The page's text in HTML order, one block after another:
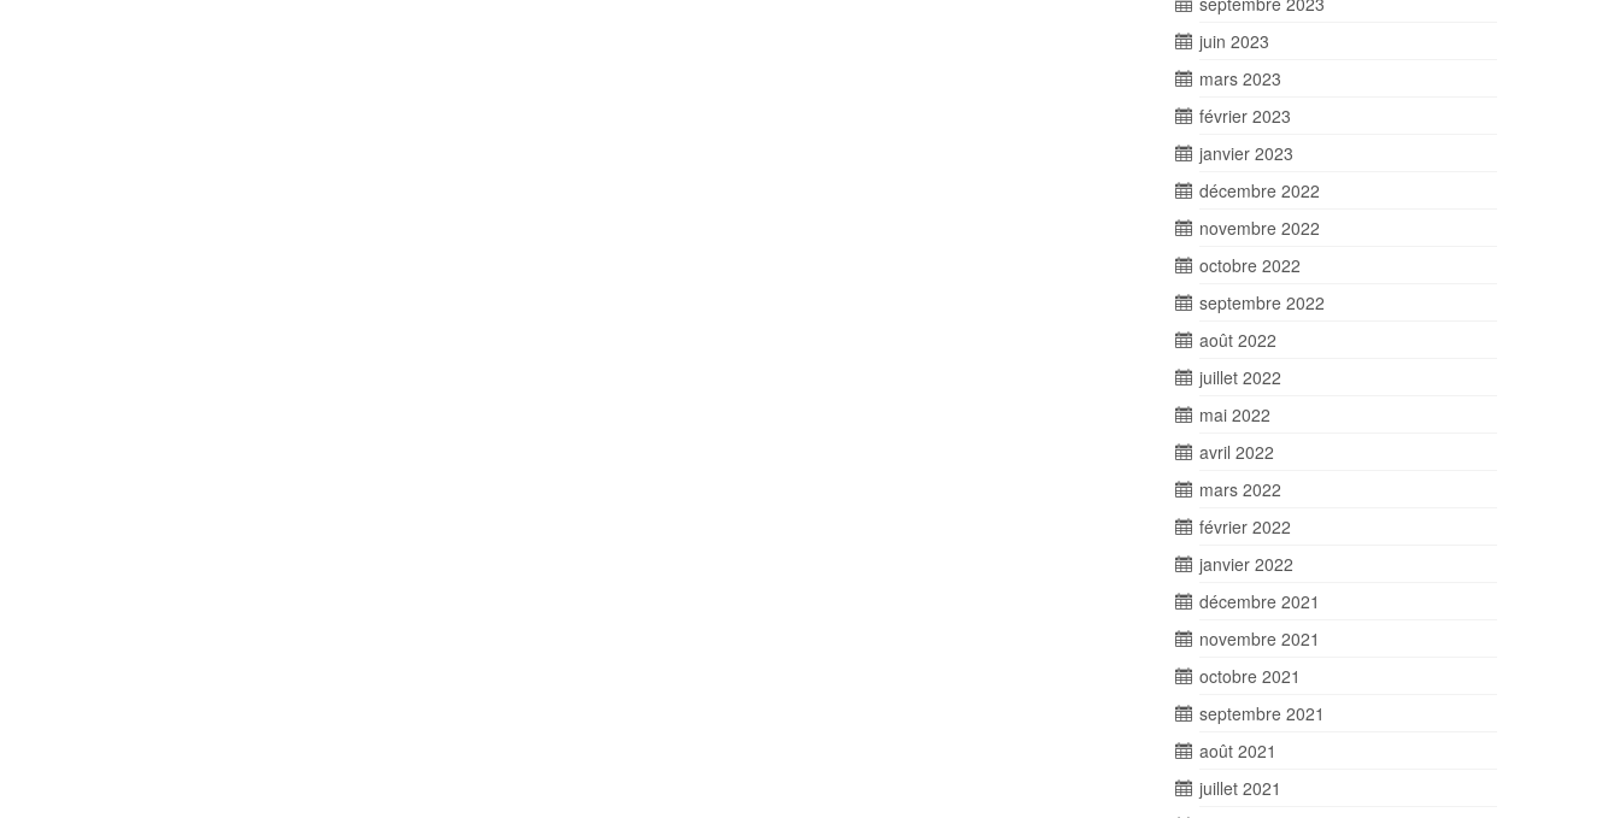
juin 2023
mars 2023
février 2023
janvier 2023
décembre 2022
novembre 2022
octobre 2022
septembre 2022
août 2022
juillet 2022
mai 2022
avril 2022
mars 2022
février 2022
janvier 2022
décembre 2021
novembre 2021
octobre 2021
septembre 2021
août 2021
juillet 2021